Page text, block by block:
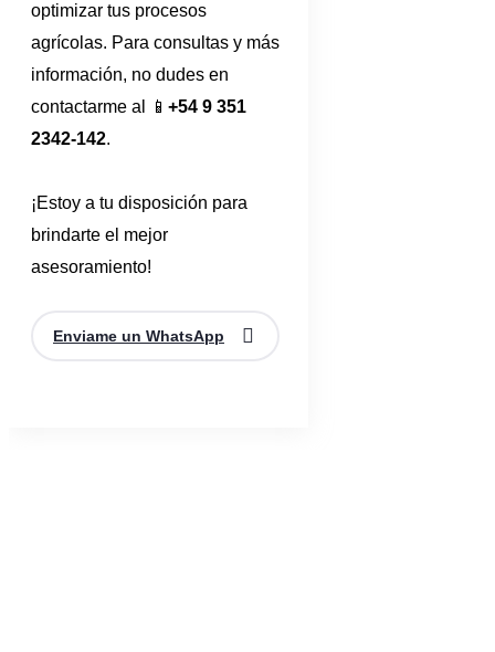
optimizar tus procesos
agrícolas. Para consultas y más
información, no dudes en
contactarme al 📱 +54 9 351
2342-142.
¡Estoy a tu disposición para
brindarte el mejor
asesoramiento!
Enviame un WhatsApp